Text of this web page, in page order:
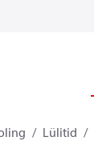
Lülitid